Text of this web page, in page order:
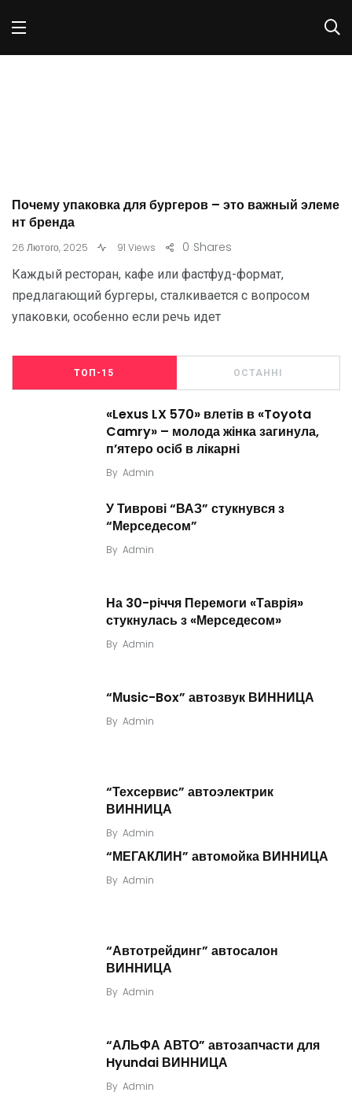
Почему упаковка для бургеров – это важный элеме
нт бренда
26 Лютого, 2025 91 Views Shares
0
Каждый ресторан, кафе или фастфуд-формат,
предлагающий бургеры, сталкивается с вопросом
упаковки, особенно если речь идет
ТОП-15 ОСТАННІ
«Lexus LX 570» влетів в «Toyota
Camry» – молода жінка загинула,
п’ятеро осіб в лікарні
By Admin
У Тиврові “ВАЗ” стукнувся з
“Мерседесом”
By Admin
На 30-річчя Перемоги «Таврія»
стукнулась з «Мерседесом»
By Admin
“Мusic-Box” автозвук ВИННИЦА
By Admin
“Техсервис” автоэлектрик
ВИННИЦА
By Admin
“МЕГАКЛИН” автомойка ВИННИЦА
By Admin
“Автотрейдинг” автосалон
ВИННИЦА
By Admin
“АЛЬФА АВТО” автозапчасти для
Hyundai ВИННИЦА
By Admin